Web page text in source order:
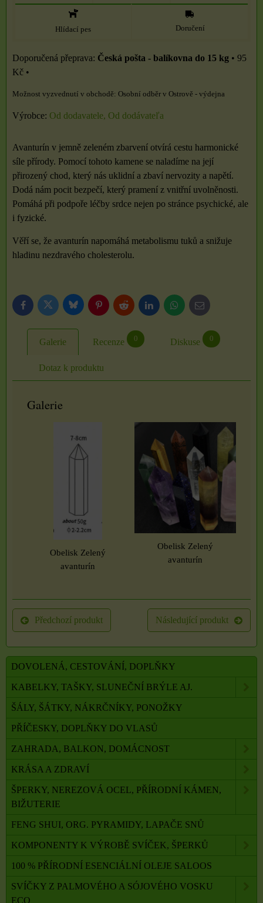
Hlídací pes Doručení
Česká pošta - balíkovna do 15 kg • 95
Kč •
Osobní odběr v Ostrově - výdejna
Výrobce: Od dodavatele, Od dodávateľa
Avanturín v jemně zeleném zbarvení otvírá cestu harmonické
síle přírody. Pomocí tohoto kamene se naladíme na její
přirozený chod, který nás uklidní a zbaví nervozity a napětí.
Dodá nám pocit bezpečí, který pramení z vnitřní uvolněnosti.
Pomáhá při podpoře léčby srdce nejen po stránce psychické, ale
i fyzické.
Věří se, že avanturín napomáhá metabolismu tuků a snižuje
hladinu nezdravého cholesterolu.
FacebookTwitter BlueskyPinterestReddit LinkedInWhatsApp
E-
mail
Galerie Recenze 0 Diskuse 0
Dotaz k produktu
Galerie
Obelisk Zelený
avanturín
Obelisk Zelený
avanturín
Předchozí produkt Následující produkt
DOVOLENÁ, CESTOVÁNÍ, DOPLŇKY
KABELKY, TAŠKY, SLUNEČNÍ BRÝLE AJ.
ŠÁLY, ŠÁTKY, NÁKRČNÍKY, PONOŽKY
PŘÍČESKY, DOPLŇKY DO VLASŮ
ZAHRADA, BALKON, DOMÁCNOST
KRÁSA A ZDRAVÍ
ŠPERKY, NEREZOVÁ OCEL, PŘÍRODNÍ KÁMEN,
BIŽUTERIE
FENG SHUI, ORG. PYRAMIDY, LAPAČE SNŮ
KOMPONENTY K VÝROBĚ SVÍČEK, ŠPERKŮ
100 % PŘÍRODNÍ ESENCIÁLNÍ OLEJE SALOOS
SVÍČKY Z PALMOVÉHO A SÓJOVÉHO VOSKU
ECO